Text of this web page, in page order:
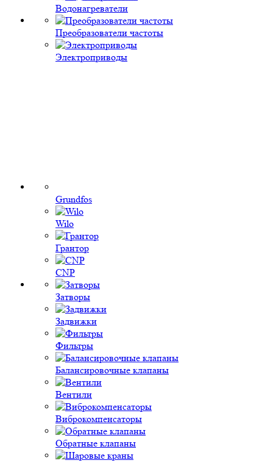
Водонагреватели
Преобразователи частоты
Электроприводы
Grundfos
Wilo
Грантор
CNP
Затворы
Задвижки
Фильтры
Балансировочные клапаны
Вентили
Виброкомпенсаторы
Обратные клапаны